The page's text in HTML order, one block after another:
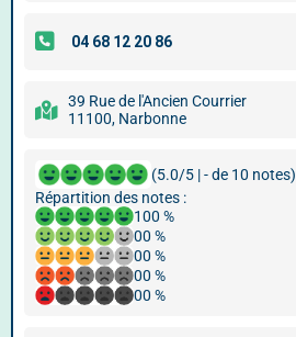
39 Rue de l'Ancien Courrier
11100, Narbonne
(5.0/5 | - de 10 notes)
Répartition des notes :
100 %
00 %
00 %
00 %
00 %